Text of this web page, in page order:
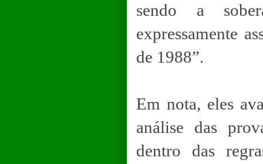
sendo a
expressamente
de 1988”.
Em nota, eles
análise das
dentro das